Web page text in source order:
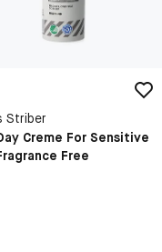
Striber
Creme For Sensitive
Free